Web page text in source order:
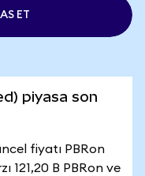
ET
piyasa son
fiyatı PBRon
121,20 B PBRon ve